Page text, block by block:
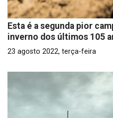
Esta é a segunda pior
inverno dos últimos 105
23 agosto 2022, terça-feira